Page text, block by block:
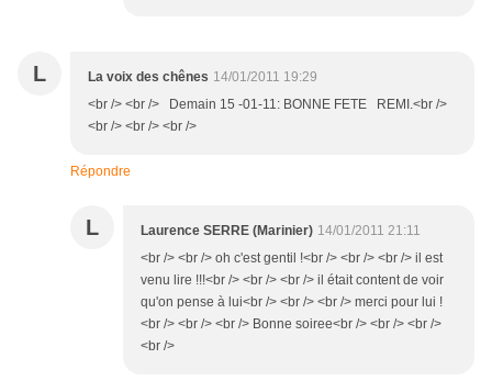
L La voix des chênes 14/01/2011 19:29
<br /> <br /> Demain 15 -01-11: BONNE FETE REMI.<br />
<br /> <br /> <br />
Répondre
L Laurence SERRE (Marinier) 14/01/2011 21:11
<br /> <br /> oh c'est gentil !<br /> <br /> <br /> il est
venu lire !!!<br /> <br /> <br /> il était content de voir
qu'on pense à lui<br /> <br /> <br /> merci pour lui !
<br /> <br /> <br /> Bonne soiree<br /> <br /> <br />
<br />